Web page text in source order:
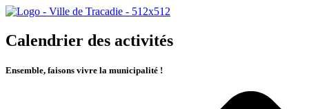
Calendrier des activités
Ensemble, faisons vivre la municipalité !